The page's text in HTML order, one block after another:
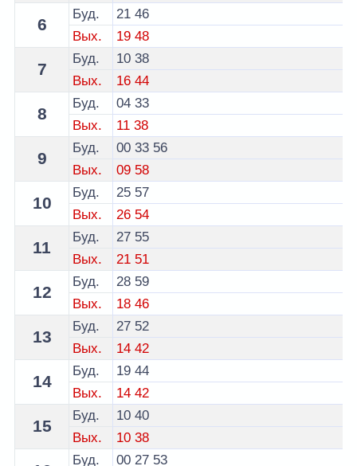
6
Буд. 21 46
Вых.
19 48
7
Буд. 10 38
Вых.
16 44
8
Буд. 04 33
Вых.
11 38
9
Буд. 00 33 56
Вых.
09 58
10
Буд. 25 57
Вых.
26 54
11
Буд. 27 55
Вых.
21 51
12
Буд. 28 59
Вых.
18 46
13
Буд. 27 52
Вых.
14 42
14
Буд. 19 44
Вых.
14 42
15
Буд. 10 40
Вых.
10 38
Буд. 00 27 53